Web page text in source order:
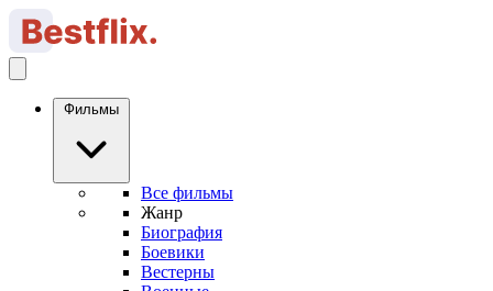
Фильмы
Все фильмы
Жанр
Биография
Боевики
Вестерны